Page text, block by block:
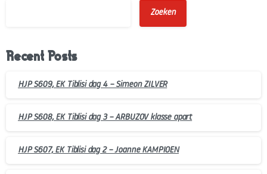
Zoeken
Recent Posts
HJP S609, EK Tiblisi dag 4 – Simeon ZILVER
HJP S608, EK Tiblisi dag 3 – ARBUZOV klasse apart
HJP S607, EK Tiblisi dag 2 – Joanne KAMPIOEN